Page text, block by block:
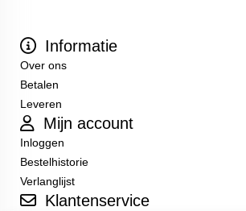
Informatie
Over ons
Betalen
Leveren
Mijn account
Inloggen
Bestelhistorie
Verlanglijst
Klantenservice